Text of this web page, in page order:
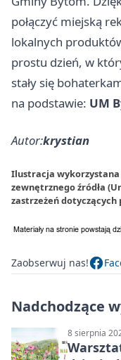
połączyć miejską
lokalnych
prostu dzień, w
stały się
na podstawie: UM
Autor:krystian
Ilustracja wykorzystana
zewnętrznego źródła
zastrzeżeń
Zaobserwuj nas!
Nadchodzące
8 sierpnia